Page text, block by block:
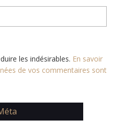
les indésirables. En savoir
de vos commentaires sont